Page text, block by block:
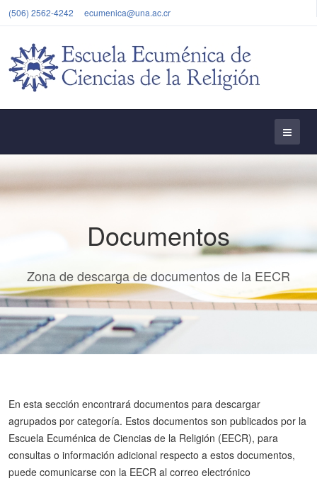
(506) 2562-4242 ecumenica@una.ac.cr
Documentos
Zona de descarga de documentos de la EECR
En esta sección encontrará documentos para descargar
agrupados por categoría. Estos documentos son publicados por la
Escuela Ecuménica de Ciencias de la Religión (EECR), para
consultas o información adicional respecto a estos documentos,
puede comunicarse con la EECR al correo electrónico